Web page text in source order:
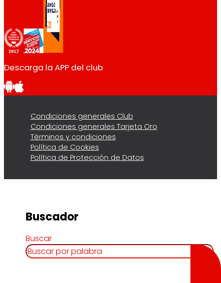
Descarga la APP del club
Condiciones generales Club
Condiciones generales Tarjeta Oro
Términos y condiciones
Política de Cookies
Política de Protección de Datos
Buscador
Buscar